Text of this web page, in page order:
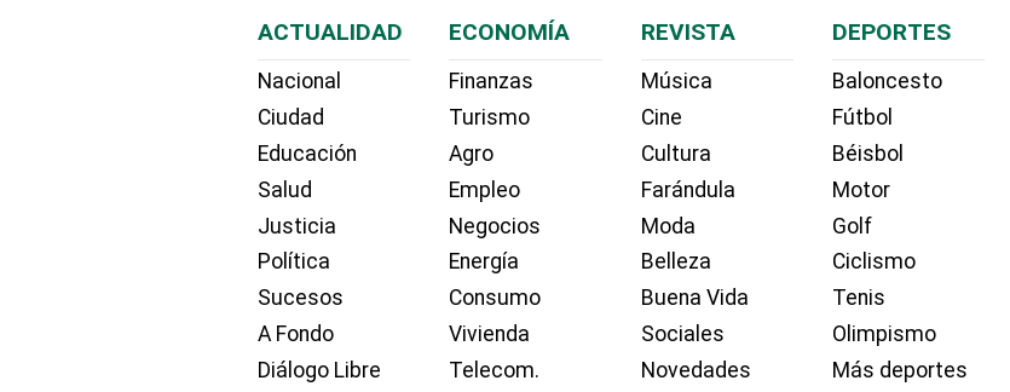
ACTUALIDAD
Nacional
Ciudad
Educación
Salud
Justicia
Política
Sucesos
A Fondo
Diálogo Libre
ECONOMÍA
Finanzas
Turismo
Agro
Empleo
Negocios
Energía
Consumo
Vivienda
Telecom.
REVISTA
Música
Cine
Cultura
Farándula
Moda
Belleza
Buena Vida
Sociales
Novedades
DEPORTES
Baloncesto
Fútbol
Béisbol
Motor
Golf
Ciclismo
Tenis
Olimpismo
Más deportes